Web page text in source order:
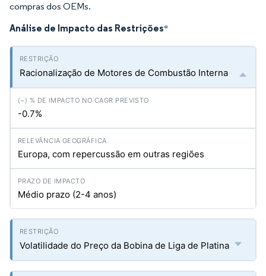
compras dos OEMs.
Análise de Impacto das Restrições*
Racionalização de Motores de Combustão Interna
-0.7%
Europa, com repercussão em outras regiões
Médio prazo (2-4 anos)
Volatilidade do Preço da Bobina de Liga de Platina